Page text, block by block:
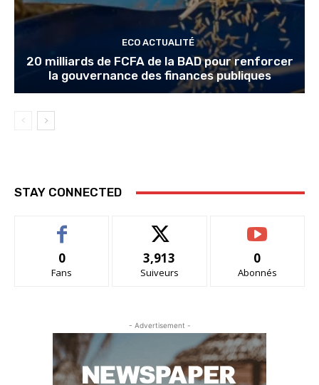
ECO ACTUALITÉ
20 milliards de FCFA de la BAD pour renforcer
la gouvernance des finances publiques
STAY CONNECTED
0
Fans
3,913
Suiveurs
0
Abonnés
- Advertisement -